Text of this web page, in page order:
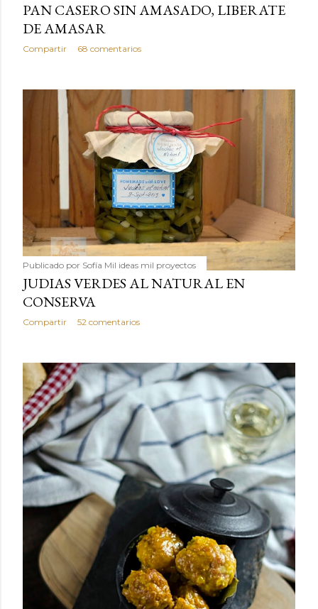
PAN CASERO SIN AMASADO, LIBERATE
DE AMASAR
Compartir 68 comentarios
Publicado por Sofía Mil ideas mil proyectos
JUDIAS VERDES AL NATURAL EN
CONSERVA
Compartir 52 comentarios